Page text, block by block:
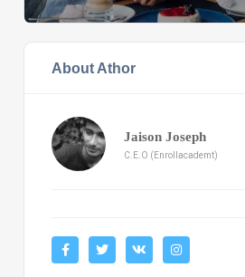
About Athor
Jaison Joseph
C.E.O (Enrollacademt)